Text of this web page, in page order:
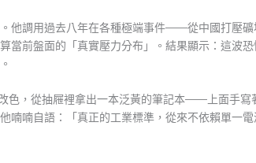
他調用過去八年在各種極端事件——從中國打壓
前盤面的「真實壓力分布」。結果顯示：這波
色，從抽屜裡拿出一本泛黃的筆記本——上面手寫
喃自語：「真正的工業標準，從來不依賴單一